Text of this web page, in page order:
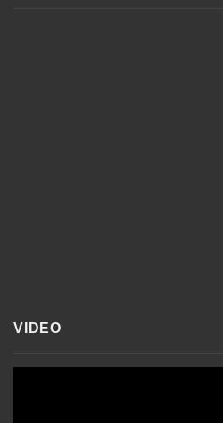
VIDEO